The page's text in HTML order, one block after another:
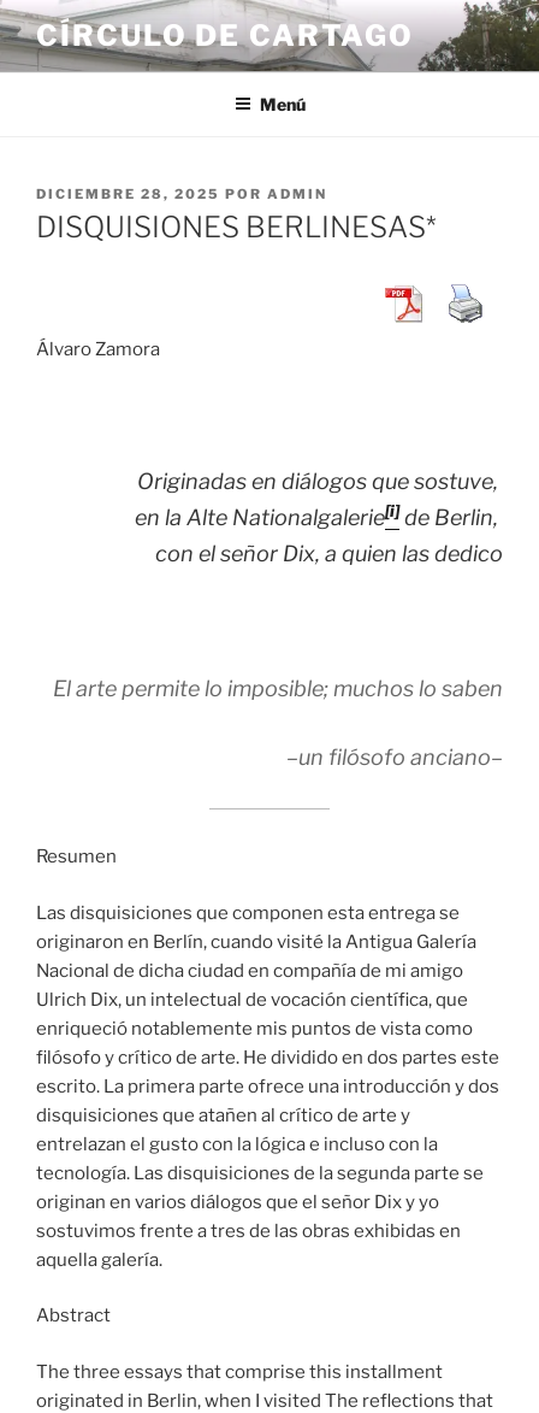
Saltar
al
contenido
CÍRCULO DE CARTAGO
Menú
PUBLICADO
EL
DICIEMBRE 28, 2025 POR ADMIN
DISQUISIONES BERLINESAS*
Álvaro Zamora
Originadas en diálogos que sostuve,
en la Alte Nationalgalerie[i]de Berlin,
con el señor Dix, a quien las dedico
El arte permite lo imposible; muchos lo saben
–un filósofo anciano­–
Resumen
Las disquisiciones que componen esta entrega se
originaron en Berlín, cuando visité la Antigua Galería
Nacional de dicha ciudad en compañía de mi amigo
Ulrich Dix, un intelectual de vocación científica, que
enriqueció notablemente mis puntos de vista como
filósofo y crítico de arte. He dividido en dos partes este
escrito. La primera parte ofrece una introducción y dos
disquisiciones que atañen al crítico de arte y
entrelazan el gusto con la lógica e incluso con la
tecnología. Las disquisiciones de la segunda parte se
originan en varios diálogos que el señor Dix y yo
sostuvimos frente a tres de las obras exhibidas en
aquella galería.
Abstract
The three essays that comprise this installment
originated in Berlin, when I visited The reflections that